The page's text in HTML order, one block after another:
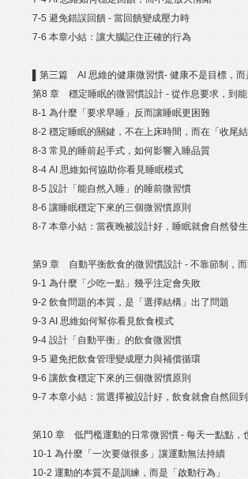
7-5 避免錯誤回饋 - 當回饋變成壓力時
7-6 本章小結：讓大腦記住正確的行為
▌第三篇 AI 思維的健康微習慣- 健康不是目標，
第8 章 穩定睡眠的微習慣設計 - 從作息要求，到
8-1 為什麼「要求早睡」反而讓睡眠更困難
8-2 穩定睡眠的關鍵，不在上床時間，而在「收尾
8-3 常見的睡前起手式，如何影響入睡品質
8-4 AI 思維如何協助你看見睡眠模式
8-5 設計「能自然入睡」的睡前微習慣
8-6 讓睡眠穩定下來的三個微習慣原則
8-7 本章小結：當夜晚被設計好，睡眠就會自然發生
第9 章 自動平衡飲食的微習慣設計 - 不靠節制，
9-1 為什麼「少吃一點」幾乎注定會失敗
9-2 飲食問題的本質，是「選擇結構」出了問題
9-3 AI 思維如何幫你看見飲食模式
9-4 設計「自動平衡」的飲食微習慣
9-5 避免把飲食管理變成壓力與補償循環
9-6 讓飲食穩定下來的三個微習慣原則
9-7 本章小結：當選擇被設計好，飲食就會自然回
第10 章 低門檻運動的日常微習慣 - 每天一點點，
10-1 為什麼「一次要做很多」讓運動無法持續
10-2 運動的本質不是訓練，而是「啟動行為」